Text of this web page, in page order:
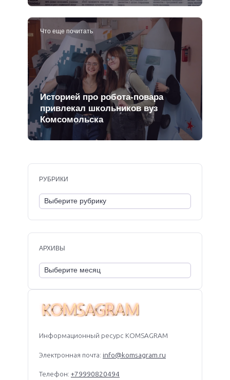
Что еще почитать
Историей про робота-повара
привлекал школьников вуз
Комсомольска
Информационный ресурс KOMSAGRAM
Электронная почта: info@komsagram.ru
Телефон: +79990820494
РУБРИКИ
АРХИВЫ